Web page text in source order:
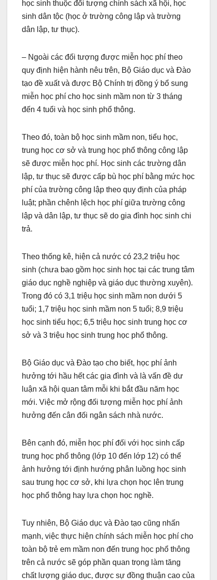
học sinh thuộc đối tượng chính sách xã hội, học
sinh dân tộc (học ở trường công lập và trường
dân lập, tư thục).
– Ngoài các đối tượng được miễn học phí theo
quy định hiện hành nêu trên, Bộ Giáo dục và Đào
tạo đề xuất và được Bộ Chính trị đồng ý bổ sung
miễn học phí cho học sinh mầm non từ 3 tháng
đến 4 tuổi và học sinh phổ thông.
Theo đó, toàn bộ học sinh mầm non, tiểu học,
trung học cơ sở và trung học phổ thông công lập
sẽ được miễn học phí. Học sinh các trường dân
lập, tư thục sẽ được cấp bù học phí bằng mức học
phí của trường công lập theo quy định của pháp
luật; phần chênh lệch học phí giữa trường công
lập và dân lập, tư thục sẽ do gia đình học sinh chi
trả.
Theo thống kê, hiện cả nước có 23,2 triệu học
sinh (chưa bao gồm học sinh học tại các trung tâm
giáo dục nghề nghiệp và giáo dục thường xuyên).
Trong đó có 3,1 triệu học sinh mầm non dưới 5
tuổi; 1,7 triệu học sinh mầm non 5 tuổi; 8,9 triệu
học sinh tiểu học; 6,5 triệu học sinh trung học cơ
sở và 3 triệu học sinh trung học phổ thông.
Bộ Giáo dục và Đào tạo cho biết, học phí ảnh
hưởng tới hầu hết các gia đình và là vấn đề dư
luận xã hội quan tâm mỗi khi bắt đầu năm học
mới. Việc mở rộng đối tượng miễn học phí ảnh
hưởng đến cân đối ngân sách nhà nước.
Bên cạnh đó, miễn học phí đối với học sinh cấp
trung học phổ thông (lớp 10 đến lớp 12) có thể
ảnh hưởng tới định hướng phân luồng học sinh
sau trung học cơ sở, khi lựa chọn học lên trung
học phổ thông hay lựa chọn học nghề.
Tuy nhiên, Bộ Giáo dục và Đào tạo cũng nhấn
mạnh, việc thực hiện chính sách miễn học phí cho
toàn bộ trẻ em mầm non đến trung học phổ thông
trên cả nước sẽ góp phần quan trọng làm tăng
chất lượng giáo dục, được sự đồng thuận cao của